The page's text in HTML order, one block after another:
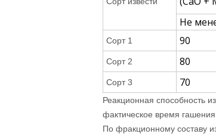
Не
Сорт 1 90
Сорт 2 80
Сорт 3 70
Реакционная способность
фактическое время
По фракционному составу